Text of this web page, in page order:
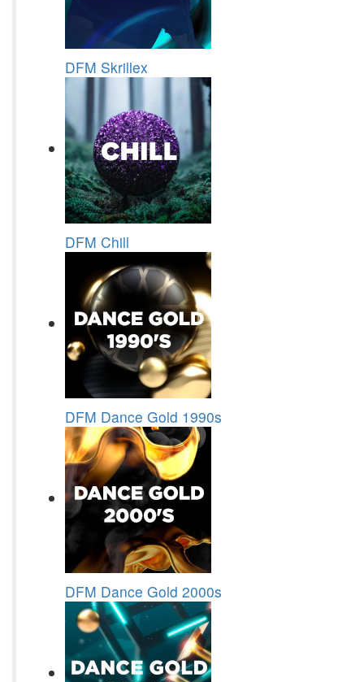
DFM Skrillex
DFM Chill
DFM Dance Gold 1990s
DFM Dance Gold 2000s